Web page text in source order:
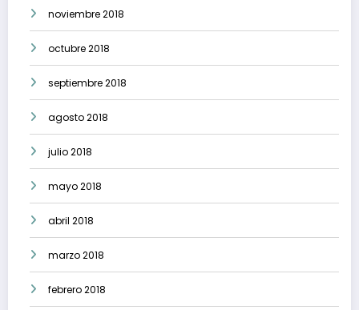
noviembre 2018
octubre 2018
septiembre 2018
agosto 2018
julio 2018
mayo 2018
abril 2018
marzo 2018
febrero 2018